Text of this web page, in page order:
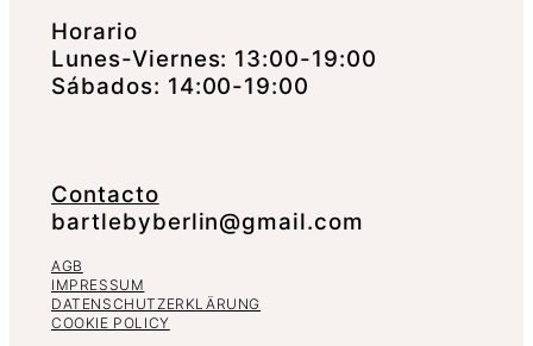
Horario
Lunes-Viernes: 13:00-19:00
Sábados: 14:00-19:00
Contacto
bartlebyberlin@gmail.com
AGB
IMPRESSUM
DATENSCHUTZERKLÄRUNG
COOKIE POLICY